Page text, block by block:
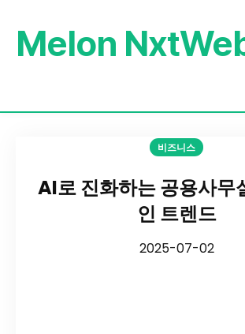
Melon
비즈니스
AI로 진화하는 공용사무
인 트렌드
2025-07-02